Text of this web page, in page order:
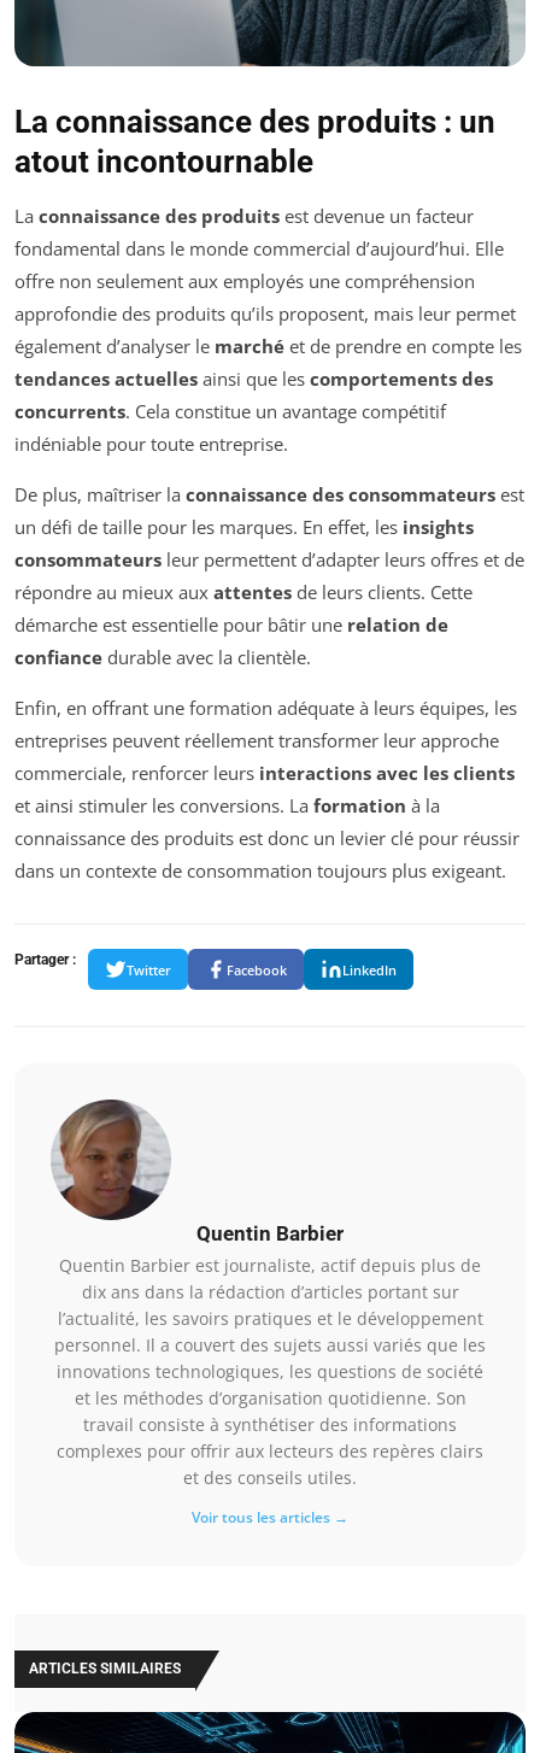
La connaissance des produits : un
atout incontournable
La connaissance des produits est devenue un facteur
fondamental dans le monde commercial d’aujourd’hui. Elle
offre non seulement aux employés une compréhension
approfondie des produits qu’ils proposent, mais leur permet
également d’analyser le marché et de prendre en compte les
tendances actuelles ainsi que les comportements des
concurrents. Cela constitue un avantage compétitif
indéniable pour toute entreprise.
De plus, maîtriser la connaissance des consommateurs est
un défi de taille pour les marques. En effet, les insights
consommateurs leur permettent d’adapter leurs offres et de
répondre au mieux aux attentes de leurs clients. Cette
démarche est essentielle pour bâtir une relation de
confiance durable avec la clientèle.
Enfin, en offrant une formation adéquate à leurs équipes, les
entreprises peuvent réellement transformer leur approche
commerciale, renforcer leurs interactions avec les clients
et ainsi stimuler les conversions. La formation à la
connaissance des produits est donc un levier clé pour réussir
dans un contexte de consommation toujours plus exigeant.
Partager :
Twitter Facebook LinkedIn
Quentin Barbier
Quentin Barbier est journaliste, actif depuis plus de
dix ans dans la rédaction d’articles portant sur
l’actualité, les savoirs pratiques et le développement
personnel. Il a couvert des sujets aussi variés que les
innovations technologiques, les questions de société
et les méthodes d’organisation quotidienne. Son
travail consiste à synthétiser des informations
complexes pour offrir aux lecteurs des repères clairs
et des conseils utiles.
Voir tous les articles →
ARTICLES SIMILAIRES